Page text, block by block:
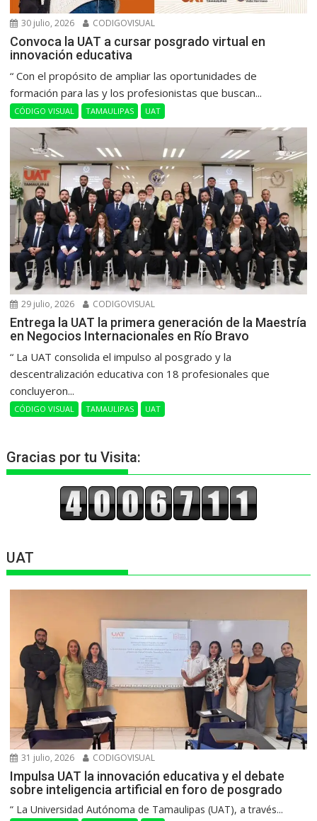
30 julio, 2026 CODIGOVISUAL
Convoca la UAT a cursar posgrado virtual en
innovación educativa
“ Con el propósito de ampliar las oportunidades de
formación para las y los profesionistas que buscan...
CÓDIGO VISUAL TAMAULIPAS UAT
29 julio, 2026 CODIGOVISUAL
Entrega la UAT la primera generación de la Maestría
en Negocios Internacionales en Río Bravo
“ La UAT consolida el impulso al posgrado y la
descentralización educativa con 18 profesionales que
concluyeron...
CÓDIGO VISUAL TAMAULIPAS UAT
Gracias por tu Visita:
UAT
31 julio, 2026 CODIGOVISUAL
Impulsa UAT la innovación educativa y el debate
sobre inteligencia artificial en foro de posgrado
“ La Universidad Autónoma de Tamaulipas (UAT), a través...